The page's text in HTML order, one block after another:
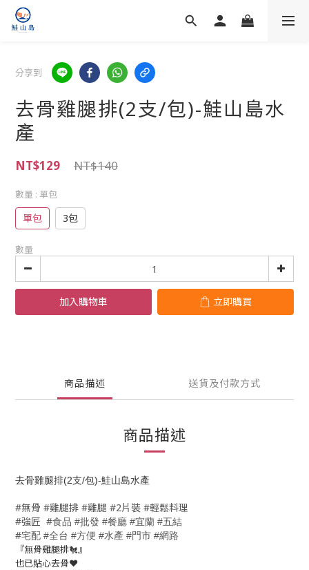
分享到
去骨雞腿排(2支/包)-鮭山島水
產
NT$140
NT$129
數量 : 單包
單包 3包
數量
加入購物車 立即購買
商品描述 送貨及付款方式
商品描述
去骨雞腿排(2支/包)-鮭山島水產
#無骨 #雞腿排 #雞腿 #2片裝 #輕鬆料理
#強匠 #食品 #批發 #餐廳 #宜蘭 #五結
#宅配 #全台 #方便 #水產 #門市 #網路
『無骨雞腿排🐔』
也已貼心去骨❤️